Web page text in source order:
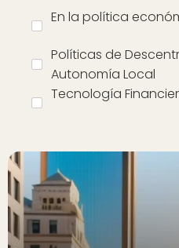
En la política
Políticas de
Autonomía Local
Tecnología